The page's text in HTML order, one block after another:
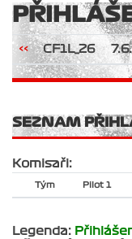
<< CF1L_26
SEZNAM
Komisaři:
Tým Pilot 1
Legenda: